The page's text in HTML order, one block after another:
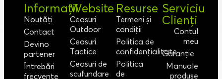
Informații
Noutăți
Contact
Devino
partener
Întrebări
frecvente
Website
Ceasuri
Outdoor
Ceasuri
Tactice
Ceasuri de
scufundare
Resurse
Termeni și
condiții
Politica de
confidențialitate
Politica
de
Serviciu
Clienți
Contul
meu
Garanție
Manuale
produse